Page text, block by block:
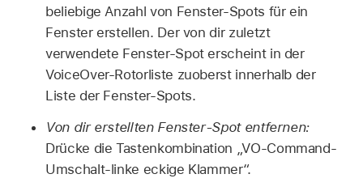
beliebige Anzahl von Fenster-Spots für ein
Fenster erstellen. Der von dir zuletzt
verwendete Fenster-Spot erscheint in der
VoiceOver-Rotorliste zuoberst innerhalb der
Liste der Fenster-Spots.
Von dir erstellten Fenster-Spot entfernen:
Drücke die Tastenkombination „VO-Command-
Umschalt-linke eckige Klammer“.